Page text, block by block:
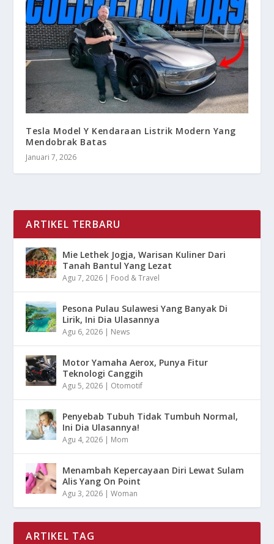
Tesla Model Y Kendaraan Listrik Modern Yang
Mendobrak Batas
Januari 7, 2026
ARTIKEL TERBARU
Mie Lethek Jogja, Warisan Kuliner Dari
Tanah Bantul Yang Lezat
Agu 7, 2026 | Food & Travel
Pesona Pulau Sulawesi Yang Banyak Di
Lirik, Ini Dia Ulasannya
Agu 6, 2026 | News
Motor Yamaha Aerox, Punya Fitur
Teknologi Canggih
Agu 5, 2026 | Otomotif
Penyebab Tubuh Tidak Tumbuh Normal,
Ini Dia Ulasannya!
Agu 4, 2026 | Mom
Menambah Kepercayaan Diri Lewat Sulam
Alis Yang On Point
Agu 3, 2026 |Woman
ARTIKEL TAG